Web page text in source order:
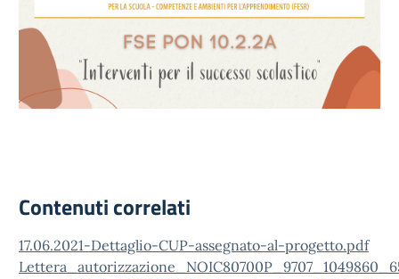
Contenuti correlati
17.06.2021-Dettaglio-CUP-assegnato-al-progetto.pdf